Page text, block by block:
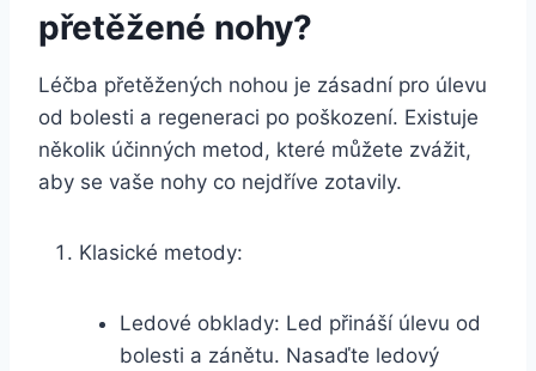
přetěžené nohy?
Léčba přetěžených nohou je zásadní pro úlevu
od bolesti a regeneraci po poškození. Existuje
několik účinných metod, které můžete zvážit,
aby se vaše nohy co nejdříve zotavily.
Klasické metody:
Ledové obklady: Led přináší úlevu od
bolesti a zánětu. Nasaďte ledový